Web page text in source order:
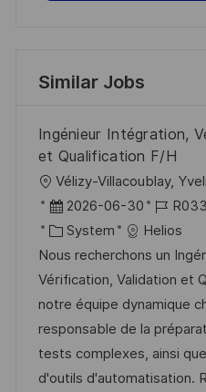
Similar Jobs
Ingénieur Intégration,
et Qualification F/H
L
o
c
a
t
i
o
n
Vélizy-Villacoublay,
P
o
s
t
e
d
D
a
2026-06-30
J
o
b
I
d
C
a
t
e
g
o
r
System
Helios
Nous recherchons un
Vérification, Validation et
notre équipe dynamique
responsable de la
tests complexes, ainsi
d'outils d'automatisation.